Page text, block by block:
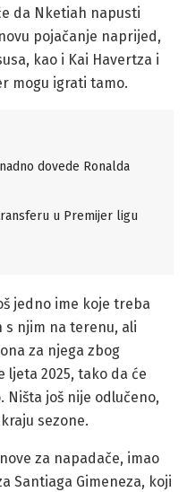
da Nketiah napusti
pojačanje naprijed,
kao i Kai Havertza i
mogu igrati tamo.
dovede Ronalda
u Premijer ligu
jedno ime koje treba
s njim na terenu, ali
za njega zbog
ljeta 2025, tako da će
još nije odlučeno,
sezone.
za napadače, imao
Santiaga Gimeneza, koji